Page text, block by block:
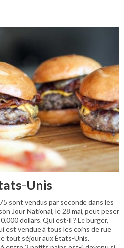
Unis
sont vendus par seconde dans les
Jour National, le 28 mai, peut peser
dollars. Qui est-il ? Le burger,
est vendue à tous les coins de rue
tout séjour aux États-Unis.